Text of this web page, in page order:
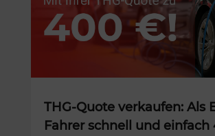
THG-Quote verkaufen: Als
Fahrer schnell und einfach